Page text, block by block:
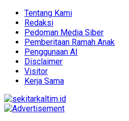
Tentang Kami
Redaksi
Pedoman Media Siber
Pemberitaan Ramah Anak
Penggunaan AI
Disclaimer
Visitor
Kerja Sama